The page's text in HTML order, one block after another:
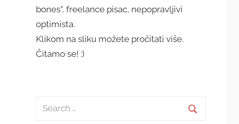
bones", freelance pisac, nepopravljivi
optimista.
Klikom na sliku možete pročitati više.
Čitamo se! :)
Search